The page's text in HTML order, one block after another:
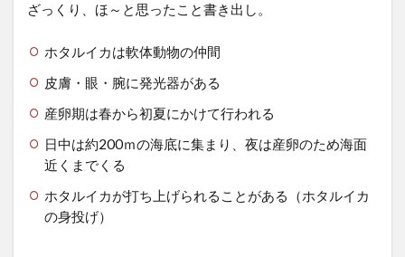
ざっくり、ほ～と思ったこと書き出し。
ホタルイカは軟体動物の仲間
皮膚・眼・腕に発光器がある
産卵期は春から初夏にかけて行われる
日中は約200ｍの海底に集まり、夜は産卵のため海面
近くまでくる
ホタルイカが打ち上げられることがある（ホタルイカ
の身投げ）